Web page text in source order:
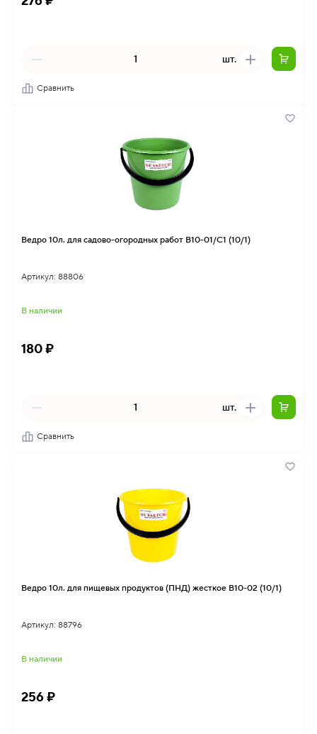
шт.
Сравнить
Ведро 10л. для садово-огородных работ В10-01/С1 (10/1)
Артикул: 88806
В наличии
180 ₽
шт.
Сравнить
Ведро 10л. для пищевых продуктов (ПНД) жесткое В10-02 (10/1)
Артикул: 88796
В наличии
256 ₽